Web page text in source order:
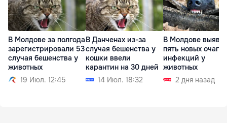
В Молдове за полгода
зарегистрировали 53
случая бешенства у
животных
19 Июл. 12:45
В Данченах из-за
случая бешенства у
кошки ввели
карантин на 30 дней
14 Июл. 18:32
В Молдове
пять новых очагов
инфекций у
животных
2 дня назад